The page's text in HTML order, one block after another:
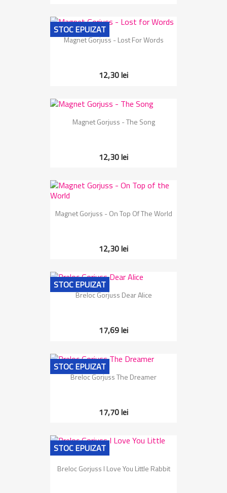
Magnet Gorjuss - Lost For Words
12,30 lei
STOC EPUIZAT
Magnet Gorjuss - The Song
12,30 lei
Magnet Gorjuss - On Top Of The World
12,30 lei
Breloc Gorjuss Dear Alice
17,69 lei
STOC EPUIZAT
Breloc Gorjuss The Dreamer
17,70 lei
STOC EPUIZAT
Breloc Gorjuss I Love You Little Rabbit
STOC EPUIZAT